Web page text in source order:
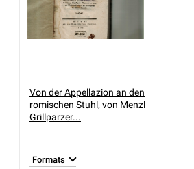
Von der Appellazion an den
romischen Stuhl, von Menzl
Grillparzer...
Formats